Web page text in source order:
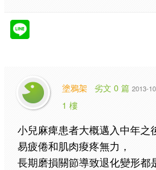
塗鴉架 劣文 0 篇 2013-
1 樓
小兒麻痺患者大概邁入中年之
易疲倦和肌肉痠疼無力，
長期磨損關節導致退化變形都